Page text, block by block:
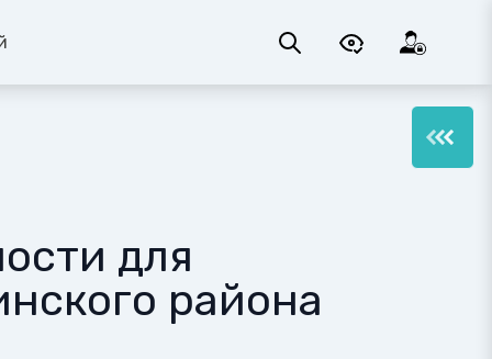
для
района